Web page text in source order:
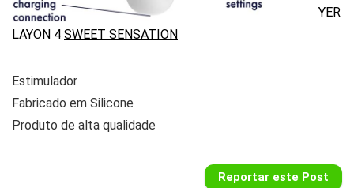
YER
LAYON 4 SWEET SENSATION
Estimulador
Fabricado em Silicone
Produto de alta qualidade
Reportar este Post